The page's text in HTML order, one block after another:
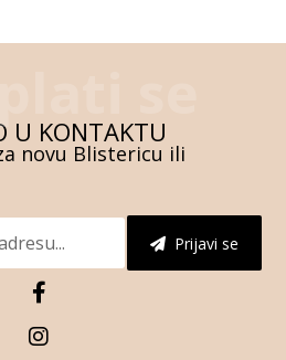
U KONTAKTU
novu Blistericu ili
Prijavi se